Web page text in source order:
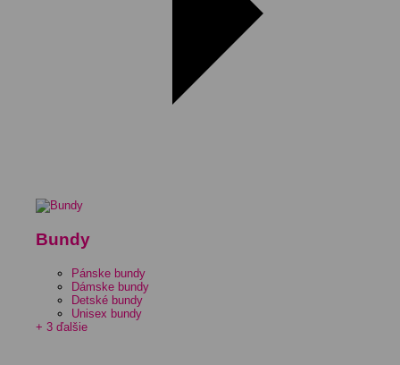
Bundy
Pánske bundy
Dámske bundy
Detské bundy
Unisex bundy
+ 3 ďalšie